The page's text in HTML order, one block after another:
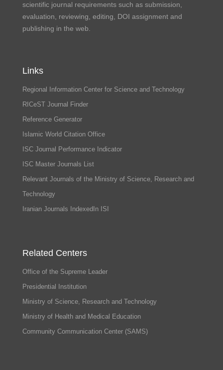
scientific journal requirements such as submission,
evaluation, reviewing, editing, DOI assignment and
publishing in the web.
Links
Regional Information Center for Science and Technology
RICeST Journal Finder
Reference Generator
Islamic World Citation Office
ISC Journal Performance Indicator
ISC Master Journals List
Relevant Journals of the Ministry of Science, Research and
Technology
Iranian Journals IndexedIn ISI
Related Centers
Office of the Supreme Leader
Presidential Institution
Ministry of Science, Research and Technology
Ministry of Health and Medical Education
Community Communication Center (SAMS)